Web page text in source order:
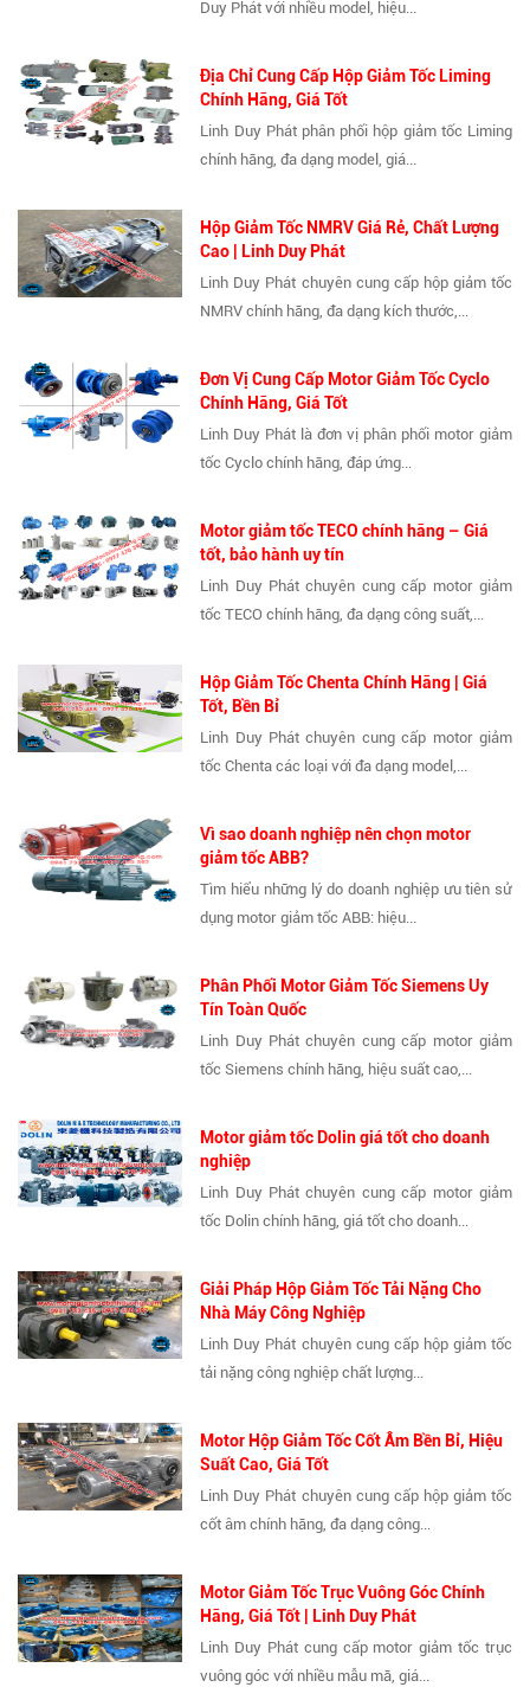
Duy Phát với nhiều model, hiệu...
Địa Chỉ Cung Cấp Hộp Giảm Tốc Liming
Chính Hãng, Giá Tốt
Linh Duy Phát phân phối hộp giảm tốc Liming
chính hãng, đa dạng model, giá...
Hộp Giảm Tốc NMRV Giá Rẻ, Chất Lượng
Cao | Linh Duy Phát
Linh Duy Phát chuyên cung cấp hộp giảm tốc
NMRV chính hãng, đa dạng kích thước,...
Đơn Vị Cung Cấp Motor Giảm Tốc Cyclo
Chính Hãng, Giá Tốt
Linh Duy Phát là đơn vị phân phối motor giảm
tốc Cyclo chính hãng, đáp ứng...
Motor giảm tốc TECO chính hãng – Giá
tốt, bảo hành uy tín
Linh Duy Phát chuyên cung cấp motor giảm
tốc TECO chính hãng, đa dạng công suất,...
Hộp Giảm Tốc Chenta Chính Hãng | Giá
Tốt, Bền Bỉ
Linh Duy Phát chuyên cung cấp motor giảm
tốc Chenta các loại với đa dạng model,...
Vì sao doanh nghiệp nên chọn motor
giảm tốc ABB?
Tìm hiểu những lý do doanh nghiệp ưu tiên sử
dụng motor giảm tốc ABB: hiệu...
Phân Phối Motor Giảm Tốc Siemens Uy
Tín Toàn Quốc
Linh Duy Phát chuyên cung cấp motor giảm
tốc Siemens chính hãng, hiệu suất cao,...
Motor giảm tốc Dolin giá tốt cho doanh
nghiệp
Linh Duy Phát chuyên cung cấp motor giảm
tốc Dolin chính hãng, giá tốt cho doanh...
Giải Pháp Hộp Giảm Tốc Tải Nặng Cho
Nhà Máy Công Nghiệp
Linh Duy Phát chuyên cung cấp hộp giảm tốc
tải nặng công nghiệp chất lượng...
Motor Hộp Giảm Tốc Cốt Âm Bền Bỉ, Hiệu
Suất Cao, Giá Tốt
Linh Duy Phát chuyên cung cấp hộp giảm tốc
cốt âm chính hãng, đa dạng công...
Motor Giảm Tốc Trục Vuông Góc Chính
Hãng, Giá Tốt | Linh Duy Phát
Linh Duy Phát cung cấp motor giảm tốc trục
vuông góc với nhiều mẫu mã, giá...